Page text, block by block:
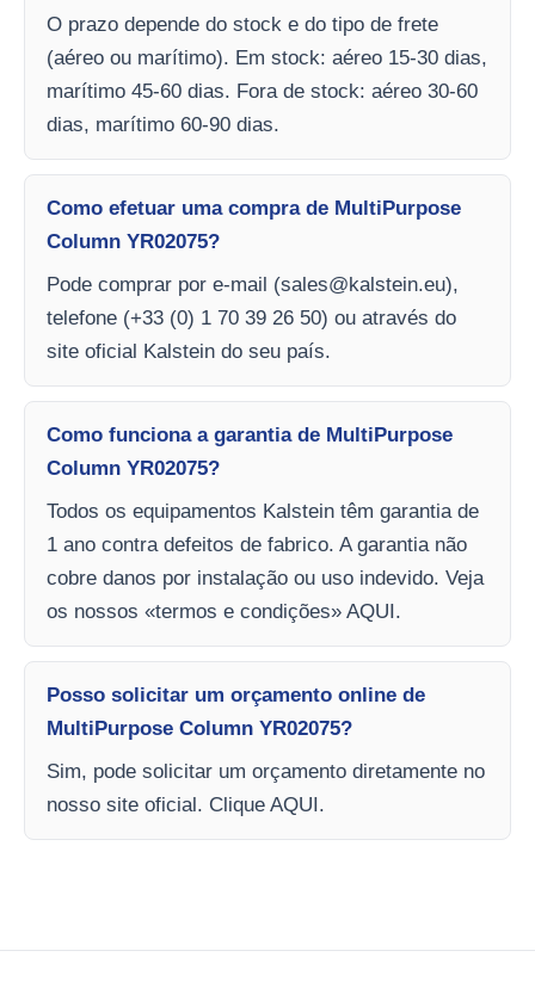
O prazo depende do stock e do tipo de frete
(aéreo ou marítimo). Em stock: aéreo 15-30 dias,
marítimo 45-60 dias. Fora de stock: aéreo 30-60
dias, marítimo 60-90 dias.
Como efetuar uma compra de MultiPurpose
Column YR02075?
Pode comprar por e-mail (sales@kalstein.eu),
telefone (+33 (0) 1 70 39 26 50) ou através do
site oficial Kalstein do seu país.
Como funciona a garantia de MultiPurpose
Column YR02075?
Todos os equipamentos Kalstein têm garantia de
1 ano contra defeitos de fabrico. A garantia não
cobre danos por instalação ou uso indevido. Veja
os nossos «termos e condições» AQUI.
Posso solicitar um orçamento online de
MultiPurpose Column YR02075?
Sim, pode solicitar um orçamento diretamente no
nosso site oficial. Clique AQUI.